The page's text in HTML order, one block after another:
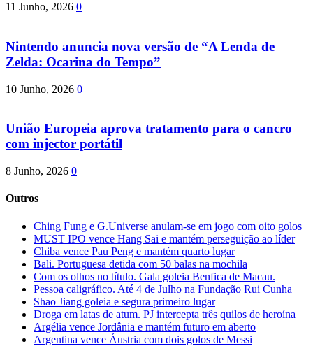
11 Junho, 2026 0
Nintendo anuncia nova versão de “A Lenda de
Zelda: Ocarina do Tempo”
10 Junho, 2026 0
União Europeia aprova tratamento para o cancro
com injector portátil
8 Junho, 2026 0
Outros
Ching Fung e G.Universe anulam-se em jogo com oito golos
MUST IPO vence Hang Sai e mantém perseguição ao líder
Chiba vence Pau Peng e mantém quarto lugar
Bali. Portuguesa detida com 50 balas na mochila
Com os olhos no título. Gala goleia Benfica de Macau.
Pessoa caligráfico. Até 4 de Julho na Fundação Rui Cunha
Shao Jiang goleia e segura primeiro lugar
Droga em latas de atum. PJ intercepta três quilos de heroína
Argélia vence Jordânia e mantém futuro em aberto
Argentina vence Áustria com dois golos de Messi